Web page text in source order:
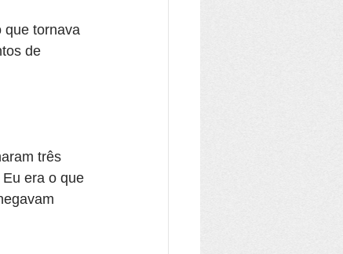
que tornava
de
três
era o que